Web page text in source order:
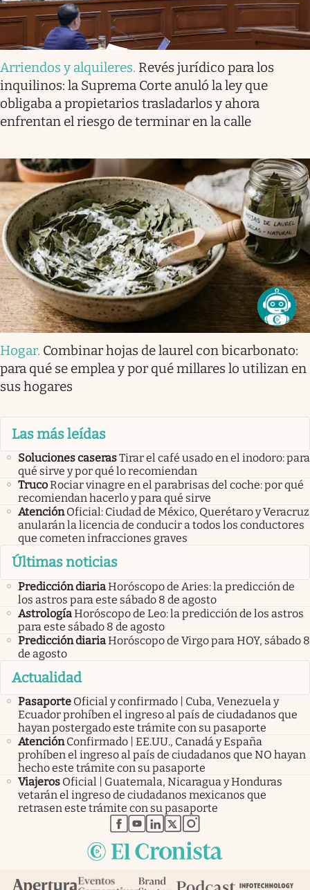
Arriendos y alquileres. Revés jurídico para los
inquilinos: la Suprema Corte anuló la ley que
obligaba a propietarios trasladarlos y ahora
enfrentan el riesgo de terminar en la calle
Hogar. Combinar hojas de laurel con bicarbonato:
para qué se emplea y por qué millares lo utilizan en
sus hogares
Las más leídas
Soluciones caserasTirar el café usado en el inodoro: para
qué sirve y por qué lo recomiendan
TrucoRociar vinagre en el parabrisas del coche: por qué
recomiendan hacerlo y para qué sirve
Atención Oficial: Ciudad de México, Querétaro y Veracruz
anularán la licencia de conducir a todos los conductores
que cometen infracciones graves
Últimas noticias
Predicción diariaHoróscopo de Aries: la predicción de
los astros para este sábado 8 de agosto
AstrologíaHoróscopo de Leo: la predicción de los astros
para este sábado 8 de agosto
Predicción diariaHoróscopo de Virgo para HOY, sábado 8
de agosto
Actualidad
Pasaporte Oficial y confirmado | Cuba, Venezuela y
Ecuador prohíben el ingreso al país de ciudadanos que
hayan postergado este trámite con su pasaporte
Atención Confirmado | EE.UU., Canadá y España
prohíben el ingreso al país de ciudadanos que NO hayan
hecho este trámite con su pasaporte
Viajeros Oficial | Guatemala, Nicaragua y Honduras
vetarán el ingreso de ciudadanos mexicanos que
retrasen este trámite con su pasaporte
abre en nueva pestaña
abre en nueva pestaña
abre en nueva pestaña
abre en nueva pestaña
abre en nueva pestaña